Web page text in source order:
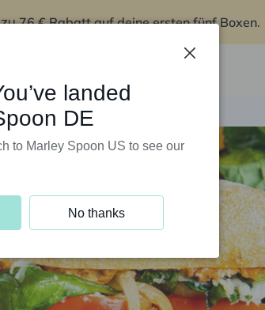
zu76 € Rabatt auf deine ersten fünf Boxen.
landed
DE
to Marley Spoon US to see our
No thanks